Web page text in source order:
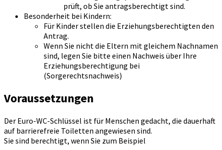
prüft, ob Sie antragsberechtigt sind.
Besonderheit bei Kindern:
Für Kinder stellen die Erziehungsberechtigten den
Antrag.
Wenn Sie nicht die Eltern mit gleichem Nachnamen
sind, legen Sie bitte einen Nachweis über Ihre
Erziehungsberechtigung bei
(Sorgerechtsnachweis)
Voraussetzungen
Der Euro-WC-Schlüssel ist für Menschen gedacht, die dauerhaft
auf barrierefreie Toiletten angewiesen sind.
Sie sind berechtigt, wenn Sie zum Beispiel